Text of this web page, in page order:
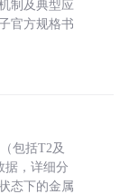
制及典型应
官方规格书
包括T2及
据，详细分
态下的金属